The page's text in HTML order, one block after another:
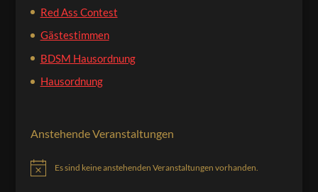
Red Ass Contest
Gästestimmen
BDSM Hausordnung
Hausordnung
Anstehende Veranstaltungen
HinweisEs sind keine anstehenden Veranstaltungen vorhanden.